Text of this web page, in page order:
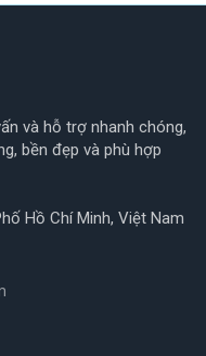
và hỗ trợ nhanh chóng,
bền đẹp và phù hợp
Hồ Chí Minh, Việt Nam